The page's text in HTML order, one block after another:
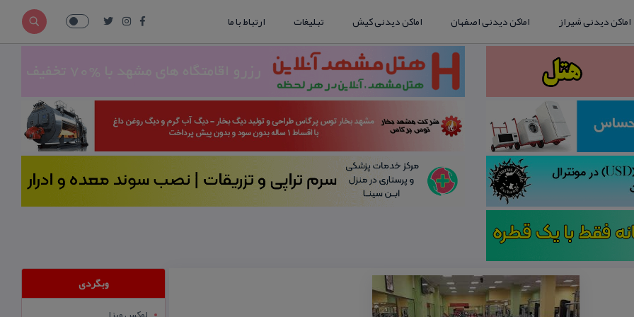
اماکن دیدنی شیراز اماکن دیدنی اصفهان اماکن دیدنی کیش تبلیغات ارتباط با ما
وبگردی